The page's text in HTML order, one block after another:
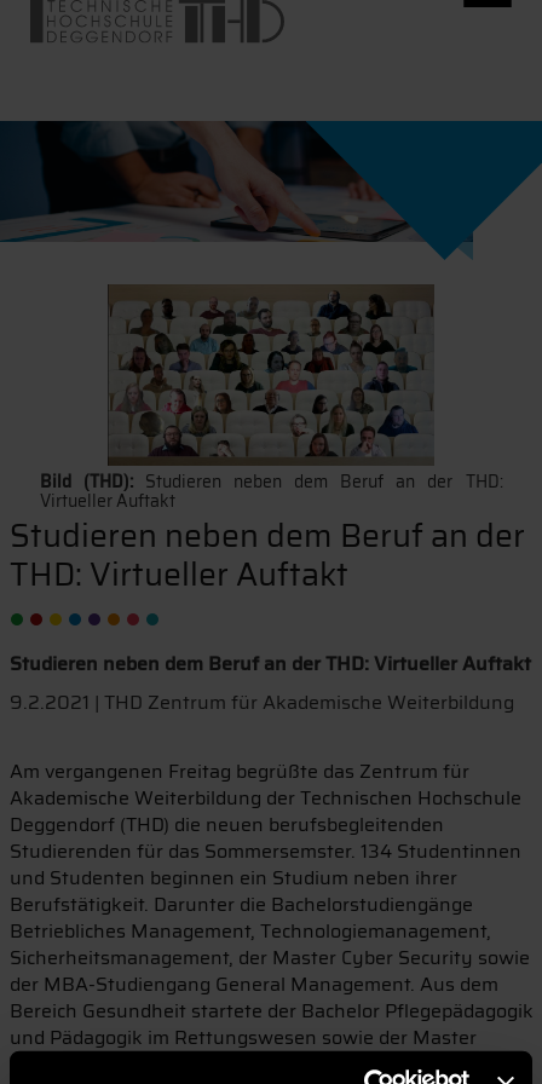
Bild (THD): Studieren neben dem Beruf an der THD:
Virtueller Auftakt
Studieren neben dem Beruf an der
THD: Virtueller Auftakt
Studieren neben dem Beruf an der THD: Virtueller Auftakt
9.2.2021 | THD Zentrum für Akademische Weiterbildung
Am vergangenen Freitag begrüßte das Zentrum für
Akademische Weiterbildung der Technischen Hochschule
Deggendorf (THD) die neuen berufsbegleitenden
Studierenden für das Sommersemster. 134 Studentinnen
und Studenten beginnen ein Studium neben ihrer
Berufstätigkeit. Darunter die Bachelorstudiengänge
Betriebliches Management, Technologiemanagement,
Sicherheitsmanagement, der Master Cyber Security sowie
der MBA-Studiengang General Management. Aus dem
Bereich Gesundheit startete der Bachelor Pflegepädagogik
und Pädagogik im Rettungswesen sowie der Master
Berufspädagogik – Gesundheit und Pflege. Aufgrund des